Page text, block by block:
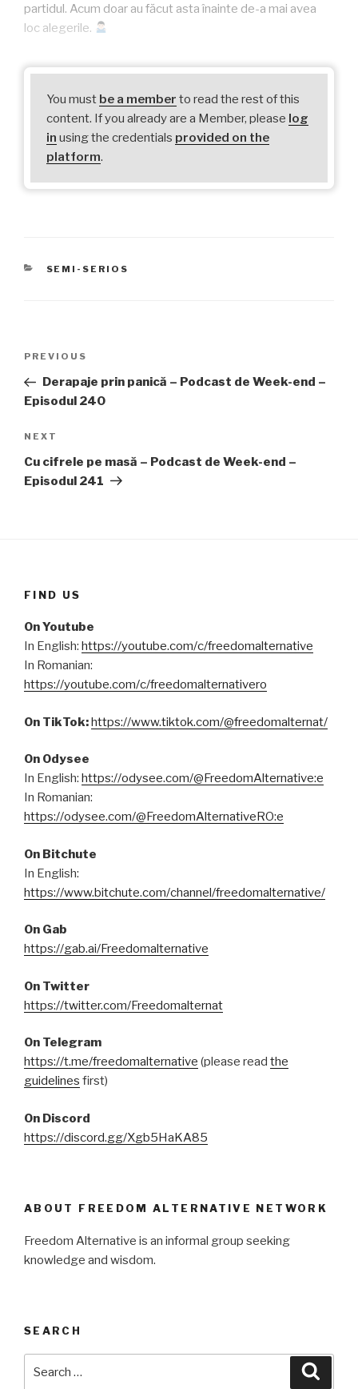
partidul. Acum doar au făcut asta înainte de-a mai avea
loc alegerile.
You must be a member to read the rest of this
content. If you already are a Member, please log
in using the credentials provided on the
platform.
CATEGORIES
SEMI-SERIOS
Post
Previous
Post
PREVIOUS
Derapaje prin panică – Podcast de Week-end –
Episodul 240
Next
Post
NEXT
Cu cifrele pe masă – Podcast de Week-end –
Episodul 241
FIND US
On Youtube
In English: https://youtube.com/c/freedomalternative
In Romanian:
https://youtube.com/c/freedomalternativero
On TikTok:https://www.tiktok.com/@freedomalternat/
On Odysee
In English: https://odysee.com/@FreedomAlternative:e
In Romanian:
https://odysee.com/@FreedomAlternativeRO:e
On Bitchute
In English:
https://www.bitchute.com/channel/freedomalternative/
On Gab
https://gab.ai/Freedomalternative
On Twitter
https://twitter.com/Freedomalternat
On Telegram
https://t.me/freedomalternative (please read the
guidelines first)
On Discord
https://discord.gg/Xgb5HaKA85
ABOUT FREEDOM ALTERNATIVE NETWORK
Freedom Alternative is an informal group seeking
knowledge and wisdom.
SEARCH